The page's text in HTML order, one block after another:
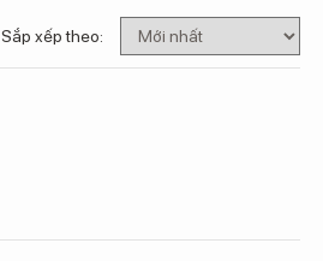
Sắp xếp theo: